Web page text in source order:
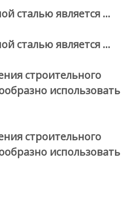
сталью является …
сталью является …
строительного
использовать
строительного
использовать